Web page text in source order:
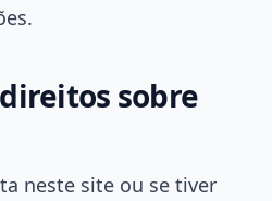
sobre
neste site ou se tiver